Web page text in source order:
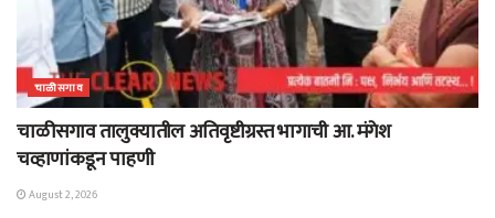
चाळीसगाव
चाळीसगाव तालुक्यातील अतिवृष्टीग्रस्त भागाची आ. मंगेश
चव्हाणांकडून पाहणी
August 2, 2026